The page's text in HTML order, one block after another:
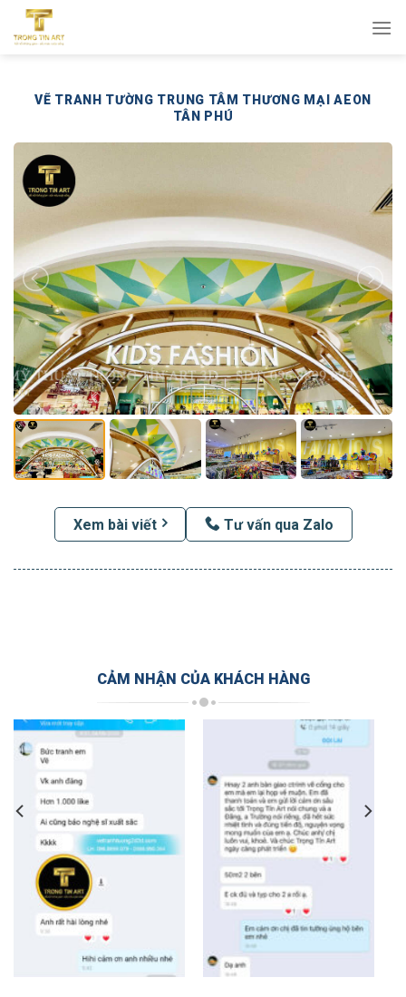
qua
VẼ TRANH TƯỜNG TRUNG TÂM THƯƠNG MẠI AEON
TÂN PHÚ
Xem bài viết Tư vấn qua Zalo
CẢM NHẬN CỦA KHÁCH HÀNG